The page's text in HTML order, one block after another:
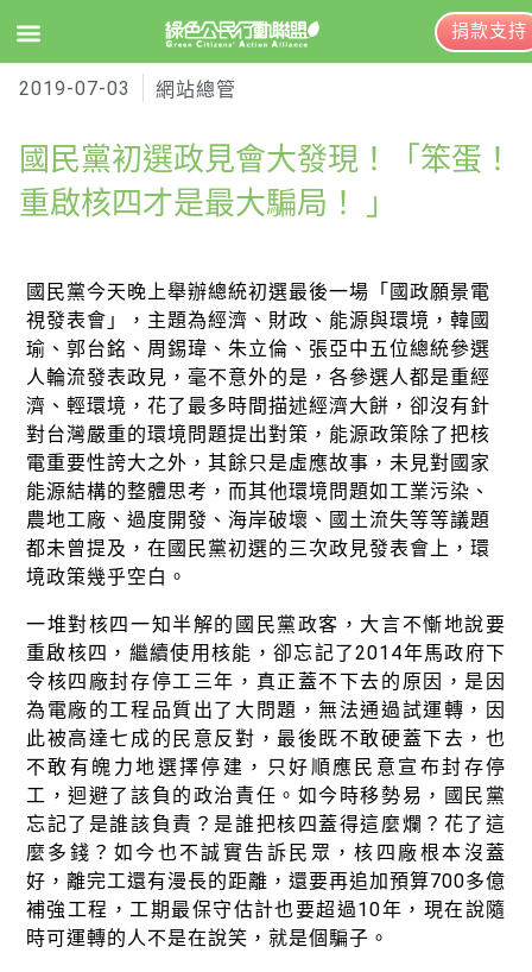
關於綠盟
大事記
綠盟團隊
聯絡資訊
捐款徵信
年度報告與財報
綠盟倡議
廢除核電
淨零轉型
透明足跡
綠盟觀點
新聞稿及聲明
投書及專欄
工作側記
出版及義賣品
EN
捐款支持
2019-07-03 網站總管
國民黨初選政見會大發現！「笨蛋！
重啟核四才是最大騙局！ 」
國民黨今天晚上舉辦總統初選最後一場「國政願景電
視發表會」，主題為經濟、財政、能源與環境，韓國
瑜、郭台銘、周錫瑋、朱立倫、張亞中五位總統參選
人輪流發表政見，毫不意外的是，各參選人都是重經
濟、輕環境，花了最多時間描述經濟大餅，卻沒有針
對台灣嚴重的環境問題提出對策，能源政策除了把核
電重要性誇大之外，其餘只是虛應故事，未見對國家
能源結構的整體思考，而其他環境問題如工業污染、
農地工廠、過度開發、海岸破壞、國土流失等等議題
都未曾提及，在國民黨初選的三次政見發表會上，環
境政策幾乎空白。
一堆對核四一知半解的國民黨政客，大言不慚地說要
重啟核四，繼續使用核能，卻忘記了2014年馬政府下
令核四廠封存停工三年，真正蓋不下去的原因，是因
為電廠的工程品質出了大問題，無法通過試運轉，因
此被高達七成的民意反對，最後既不敢硬蓋下去，也
不敢有魄力地選擇停建，只好順應民意宣布封存停
工，迴避了該負的政治責任。如今時移勢易，國民黨
忘記了是誰該負責？是誰把核四蓋得這麼爛？花了這
麼多錢？如今也不誠實告訴民眾，核四廠根本沒蓋
好，離完工還有漫長的距離，還要再追加預算700多億
補強工程，工期最保守估計也要超過10年，現在說隨
時可運轉的人不是在說笑，就是個騙子。